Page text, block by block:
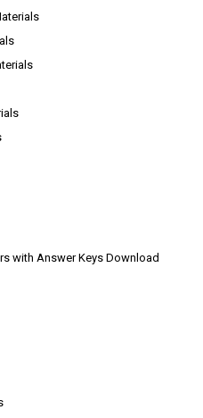
with Answer Keys Download